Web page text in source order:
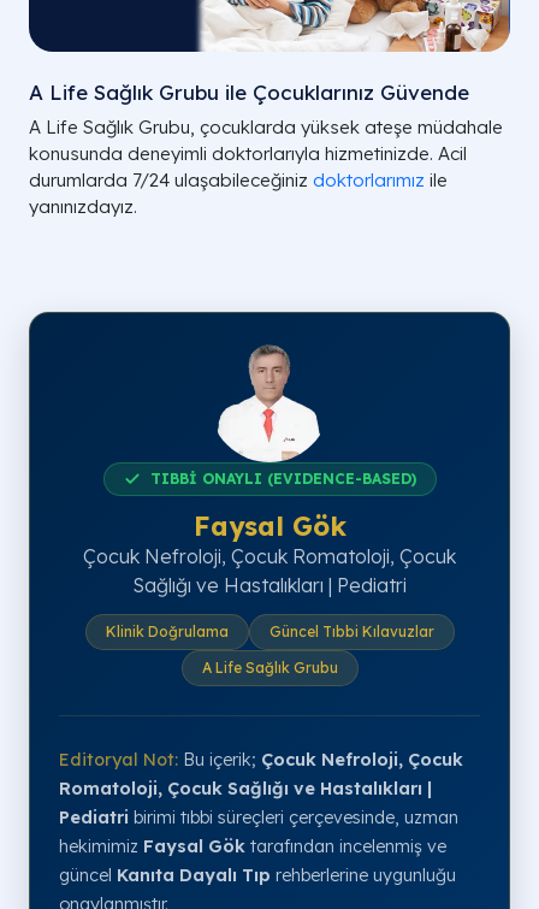
A Life Sağlık Grubu ile Çocuklarınız Güvende
A Life Sağlık Grubu, çocuklarda yüksek ateşe müdahale
konusunda deneyimli doktorlarıyla hizmetinizde. Acil
durumlarda 7/24 ulaşabileceğiniz doktorlarımız ile
yanınızdayız.
TIBBİ ONAYLI (EVIDENCE-BASED)
Faysal Gök
Çocuk Nefroloji, Çocuk Romatoloji, Çocuk
Sağlığı ve Hastalıkları | Pediatri
Klinik Doğrulama
Güncel Tıbbi Kılavuzlar
A Life Sağlık Grubu
Editoryal Not: Bu içerik; Çocuk Nefroloji, Çocuk
Romatoloji, Çocuk Sağlığı ve Hastalıkları |
Pediatri birimi tıbbi süreçleri çerçevesinde, uzman
hekimimiz Faysal Gök tarafından incelenmiş ve
güncel Kanıta Dayalı Tıp rehberlerine uygunluğu
onaylanmıştır.